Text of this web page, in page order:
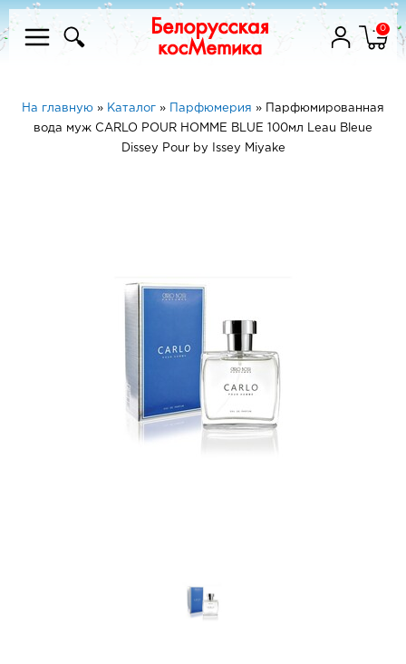
0
На главную » Каталог » Парфюмерия »
Парфюмированная
вода муж CARLO POUR HOMME BLUE 100мл Leau Bleue
Dissey Pour by Issey Miyake